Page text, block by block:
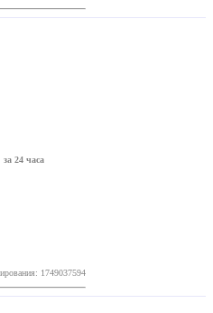
за 24 часа
1749037594